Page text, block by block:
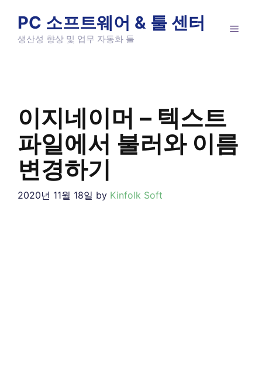
content
PC 소프트웨어 & 툴 센터
생산성 향상 및 업무 자동화 툴
이지네이머 – 텍스트
파일에서 불러와 이름
변경하기
2020년 11월 18일 by Kinfolk Soft